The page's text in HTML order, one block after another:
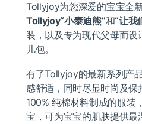
Tollyjoy为您深爱的宝宝全
Tollyjoy“小泰迪熊”和“让我
装，以及专为现代父母而
儿包。
有了Tollyjoy的最新系列产
感舒适，同时尽显时尚及保
100% 纯棉材料制成的服装
宝，可为宝宝的肌肤提供